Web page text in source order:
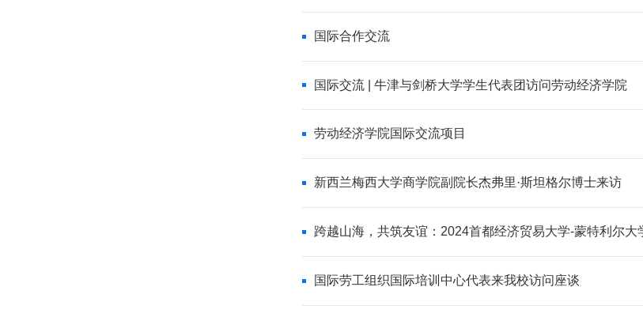
国际合作交流
国际交流 | 牛津与剑桥大学学生代表团访问劳动经济学院
劳动经济学院国际交流项目
新西兰梅西大学商学院副院长杰弗里·斯坦格尔博士来访
跨越山海，共筑友谊：2024首都经济贸易大学-蒙特利尔
国际劳工组织国际培训中心代表来我校访问座谈